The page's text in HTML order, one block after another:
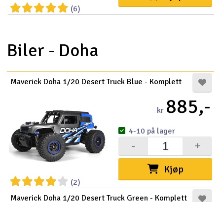
(6)
Biler - Doha
Maverick Doha 1/20 Desert Truck Blue - Komplett
(2)
kr 885,-
Kjøp
+
-
4-10 på lager
Maverick Doha 1/20 Desert Truck Green - Komplett